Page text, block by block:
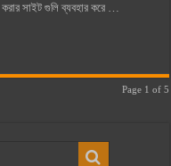
সাইট গুলি ব্যবহার করে …
Page 1 of 5